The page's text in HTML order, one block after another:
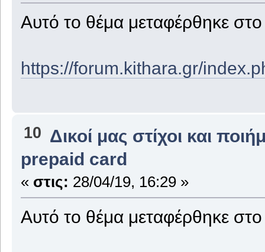
Αυτό το θέμα μεταφέρθηκε
https://forum.kithara.gr/
10 Δικοί μας στίχοι και
prepaid card
« στις: 28/04/19, 16:29 »
Αυτό το θέμα μεταφέρθηκε